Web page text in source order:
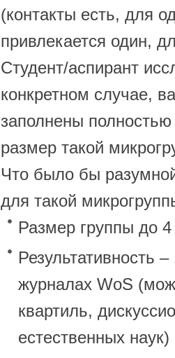
(контакты есть, для
привлекается один,
Студент/аспирант
конкретном случае,
заполнены
размер такой
Что было бы
для такой
Размер группы до
Результативность
журналах WoS
квартиль,
естественных наук)